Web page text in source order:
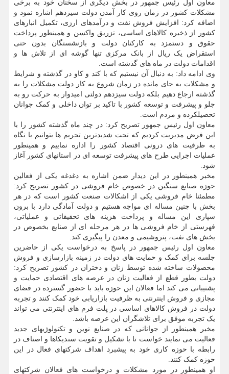
معاون اول رئیس جمهور در بخش دیگری از سخنان خود به برخی
مشکلات کشور در زمان روی کار آمدن دولت سیزدهم اشاره نمود و
اضافه کرد: افزایش فروش نفت و درآمدهای ارزی، تکمیل انبارهای
کشور از ذخیره کالاهای اساسی، تزریق واکسن و همینطور پرداخت
حقوق و دستمزد به کارکنان دولت و بازنشستگان بدون حتی
استقراض یک ریال از بانک مرکزی تنها گوشه ای از تلاش ها و
اقدامات دولت در ماه های گذشته است.
وی ادامه داد: به دنبال آن نیستیم که با کند و کاو در گذشته و شرایط
و مشکلات به جای مانده در زمان شروع به کار دولت مشکلات را به
گذشته ارجاع دهیم بلکه دولت سیزدهم دولتی امیدوار به حرکت رو به
جلو و پیشرفت و توسعه کشور با تاکید بر توان داخلی و کمک جوانان
تحصیلکرده و مردم است.
معاون اول رئیس جمهور تصریح کرد: در چند ماه گذشته کشور را با
این فرض مدیریت کردیم که تحت شدیدترین تحریم ها بتوانیم با نگاه
به ظرفیت های درونی اقتصاد کشور را اداره نماییم و همینطور
عملیات اجرایی طرح های پیشرفت توسعه ای در استانهای کشور آغاز
شود.
مخبر همینطور در این دیدار ضمن اشاره به دغدغه یکی از فعالین
حوزه صنایع سنگین در خصوص خام فروشی در کشور تصریح کرد:
مطمئنا خام فروشی یکی از اشکالات صنعت کشور است که در هر
بخش با چنین مساله ای مواجه هستیم و دولت آمادگی دارد با برون
سپاری این مساله و پرداخت هزینه های تحقیقاتی و عملیاتی،
فهرستی از خام فروشی ها در هر مرحله ای از صنایع بخصوص در
بخش های نفت، پتروشیمی و معدن را پیگیری کند.
معاون اول رئیس جمهور در پاسخ به درخواست یکی از حاضرین
جلسه برای کمک و حمایت های دولت در زمینه بازارسازی و فروش
محصولات ساخته شده توسط زنان و دختران در کشور تصریح کرد:
دولت بطور قطع از فعالیت زنان در عرصه های اقتصادی حمایت و
پشتیبانی می کند اما فعالان این حوزه باید با حضور گسترده در فضای
مجازی و فروش اینترنتی به ظرفیت بازاریابی خود کمک کنند و تجربه
دولت در فروش کالاهای اساسی در پلت فرم های اینترنتی می تواند
یک تجربه موفق برای تلاشگران این عرصه باشد.
مخبر همینطور از جوانانی که در صنایع نوین و تکنولوژیهای جدید
فعالیت می نمایند خواست تا با تشکیل و تقویت سندیکاها و اصناف در
رابطه با حوزه کاری خود به پیشبرد اهداف شرکتهای فعال در این
حوزه کمک کنند.
او همینطور در مورد مشکلات و درخواست های فعالان شرکتهای